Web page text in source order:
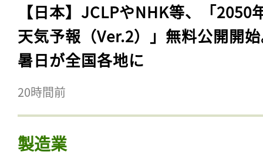
【日本】JCLPやNHK等、「2050
天気予報（Ver.2）」無料公開開
暑日が全国各地に
20時間前
製造業